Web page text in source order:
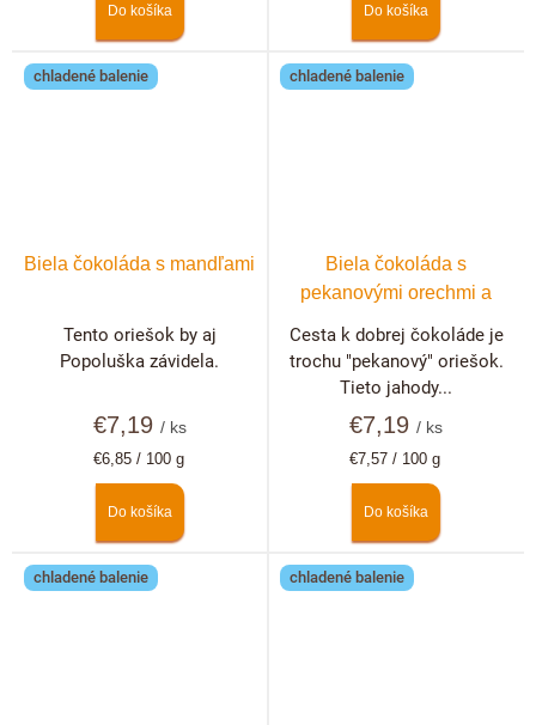
Do košíka Do košíka
chladené balenie
Biela čokoláda s mandľami
€7,19 / ks
Jednotková
€6,85 / 100 g
Do košíka
Tento oriešok by aj
Popoluška závidela.
chladené balenie
Biela čokoláda s
pekanovými orechmi a
€7,19/ ks
Jednotková
€7,57 / 100 g
Do košíka
Cesta k dobrej čokoláde je
trochu "pekanový" oriešok.
Tieto jahody...
chladené balenie chladené balenie